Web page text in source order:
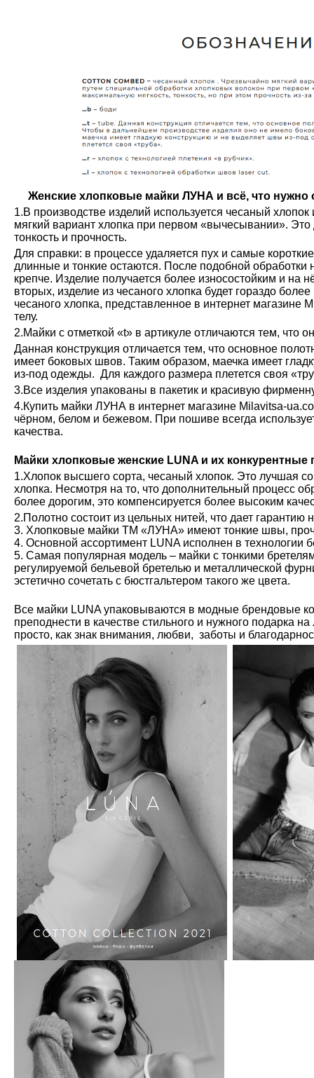
Женские хлопковые майки ЛУНА и всё, что нужно
1.В производстве изделий используется чесаный
мягкий вариант хлопка при первом «вычесывании». Это
тонкость и прочность.
Для справки: в процессе удаляется пух и самые
длинные и тонкие остаются. После подобной обработки
крепче. Изделие получается более износостойким и на
вторых, изделие из чесаного хлопка будет гораздо
чесаного хлопка, представленное в интернет магазине
телу.
2.Майки с отметкой «t» в артикуле отличаются тем, что
Данная конструкция отличается тем, что основное
имеет боковых швов. Таким образом, маечка имеет
из-под одежды. Для каждого размера плетется своя
3.Все изделия упакованы в пакетик и красивую
4.Купить майки ЛУНА в интернет магазине Milavitsa-
чёрном, белом и бежевом. При пошиве всегда
качества.
Майки хлопковые женские LUNA и их конкурентные
1.Хлопок высшего сорта, чесаный хлопок. Это лучшая
хлопка. Несмотря на то, что дополнительный процесс
более дорогим, это компенсируется более высоким
2.Полотно состоит из цельных нитей, что дает гарантию
3. Хлопковые майки ТМ «ЛУНА» имеют тонкие швы,
4. Основной ассортимент LUNA исполнен в технологии
5. Самая популярная модель – майки с тонкими
регулируемой бельевой бретелью и металлической
эстетично сочетать с бюстгальтером такого же цвета.
Все майки LUNA упаковываются в модные брендовые
преподнести в качестве стильного и нужного подарка
просто, как знак внимания, любви, заботы и